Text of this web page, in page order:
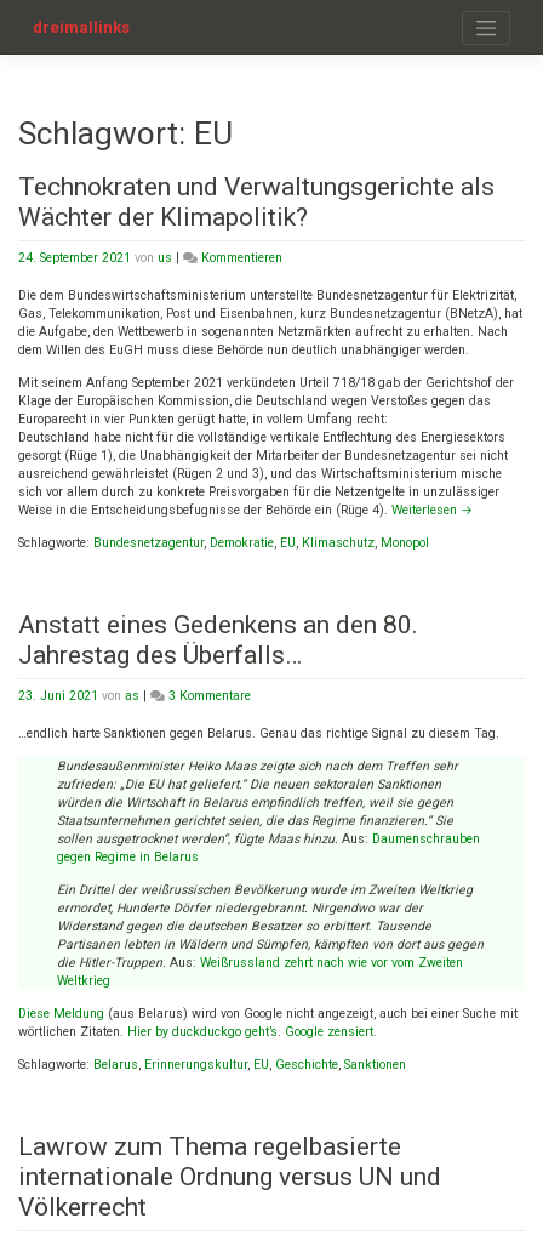
dreimallinks
Schlagwort: EU
Technokraten und Verwaltungsgerichte als
Wächter der Klimapolitik?
24. September 2021 von us Kommentieren
und
Verwaltungsgerichte
als
Wächter
Klimapolitik?
Die dem Bundeswirtschaftsministerium unterstellte Bundesnetzagentur für Elektrizität,
Gas, Telekommunikation, Post und Eisenbahnen, kurz Bundesnetzagentur (BNetzA), hat
die Aufgabe, den Wettbewerb in sogenannten Netzmärkten aufrecht zu erhalten. Nach
dem Willen des EuGH muss diese Behörde nun deutlich unabhängiger werden.
Mit seinem Anfang September 2021 verkündeten Urteil 718/18 gab der Gerichtshof der
Klage der Europäischen Kommission, die Deutschland wegen Verstoßes gegen das
Europarecht in vier Punkten gerügt hatte, in vollem Umfang recht:
Deutschland habe nicht für die vollständige vertikale Entflechtung des Energiesektors
gesorgt (Rüge 1), die Unabhängigkeit der Mitarbeiter der Bundesnetzagentur sei nicht
ausreichend gewährleistet (Rügen 2 und 3), und das Wirtschaftsministerium mische
sich vor allem durch zu konkrete Preisvorgaben für die Netzentgelte in unzulässiger
Weise in die Entscheidungsbefugnisse der Behörde ein (Rüge 4). Weiterlesen →
Schlagworte: Bundesnetzagentur, Demokratie, EU, Klimaschutz, Monopol
Anstatt eines Gedenkens an den 80.
Jahrestag des Überfalls…
23. Juni 2021 von as 3 Kommentarezu
eines
an
den
80.
Jahrestag
des
…endlich harte Sanktionen gegen Belarus. Genau das richtige Signal zu diesem Tag.
Bundesaußenminister Heiko Maas zeigte sich nach dem Treffen sehr
zufrieden: „Die EU hat geliefert.“ Die neuen sektoralen Sanktionen
würden die Wirtschaft in Belarus empfindlich treffen, weil sie gegen
Staatsunternehmen gerichtet seien, die das Regime finanzieren.“ Sie
sollen ausgetrocknet werden“, fügte Maas hinzu. Aus: Daumenschrauben
gegen Regime in Belarus
Ein Drittel der weißrussischen Bevölkerung wurde im Zweiten Weltkrieg
ermordet, Hunderte Dörfer niedergebrannt. Nirgendwo war der
Widerstand gegen die deutschen Besatzer so erbittert. Tausende
Partisanen lebten in Wäldern und Sümpfen, kämpften von dort aus gegen
die Hitler-Truppen. Aus: Weißrussland zehrt nach wie vor vom Zweiten
Weltkrieg
Diese Meldung (aus Belarus) wird von Google nicht angezeigt, auch bei einer Suche mit
wörtlichen Zitaten. Hier by duckduckgo geht’s. Google zensiert.
Schlagworte: Belarus, Erinnerungskultur, EU, Geschichte, Sanktionen
Lawrow zum Thema regelbasierte
internationale Ordnung versus UN und
Völkerrecht